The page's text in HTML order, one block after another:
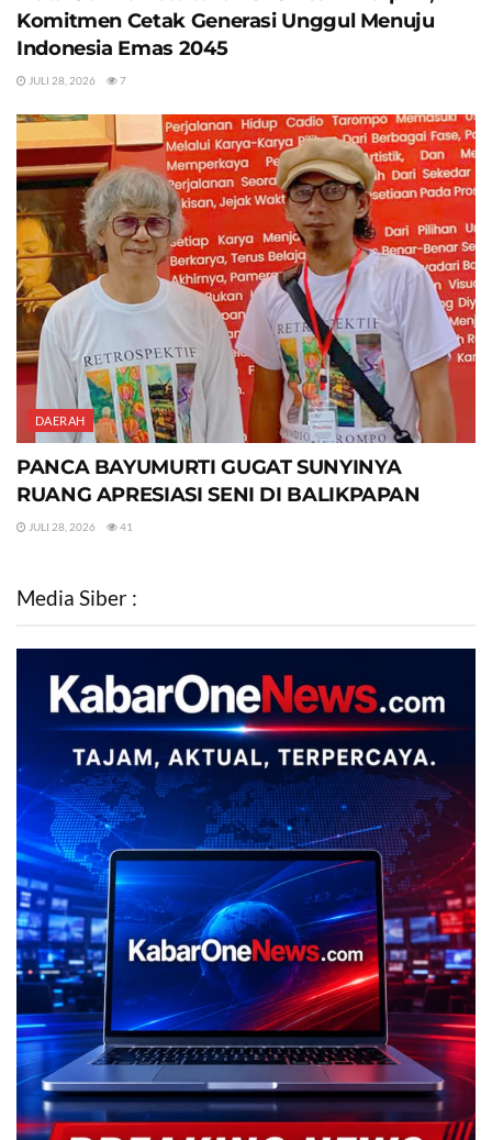
Komitmen Cetak Generasi Unggul Menuju
Indonesia Emas 2045
JULI 28, 2026 7
DAERAH
PANCA BAYUMURTI GUGAT SUNYINYA
RUANG APRESIASI SENI DI BALIKPAPAN
JULI 28, 2026 41
Media Siber :